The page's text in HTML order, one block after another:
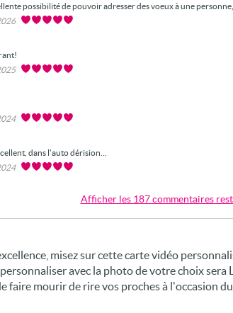
possibilité de pouvoir adresser des voeux à une
dans l'auto dérision...
Afficher les 187 commentaires
misez sur cette carte vidéo
avec la photo de votre choix sera
faire mourir de rire vos proches à l'occasion